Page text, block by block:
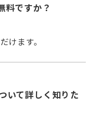
料ですか？
けます。
いて詳しく知りた